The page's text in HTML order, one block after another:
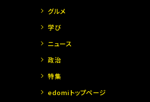
グルメ
学び
ニュース
政治
特集
edomiトップページ